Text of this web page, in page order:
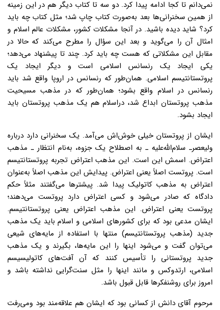
نمی‌دانم تا کجا ادامه پیدا کرد. دو سه تا کتاب دیگر هم در این زمینه
از همین سخنرانی‌ها بعد به‌صورت کتاب چاپ شد؛ مثل کتاب چه باید
کرد؟ شاید دیده باشید. در آنجا مشکلات کشور، مشکلات عالم اسلام و
امثال آن را می‌گوید و بعد این سؤال را مطرح می‌کند که حالا در
مقابل این مشکلاتی که هست چه باید کرد. چند تا پیشنهاد می‌دهد؛
یکی ایجاد یک رنسانس اسلامی است و دیگر ایجاد یک
پروتستانتیسم اسلامی. همان‌طور که رنسانس در اروپا واقع شد باید
رنسانس در اسلام واقع بشود؛ همان‌طور که در مذهب مسیحیت
مذهب پروتستان ابداع شد، دراسلام هم یک مذهب پروتستان باید
ایجاد بشود.
ایشان از پروتستان خیلی خوش‌اش می‌آمد. یک سخنرانی دارد درباره
ولیعصرـ سلام‌الله‌علیه ـ به اصطلاح یک جزوه، به‌نام انتظار ـ مذهب
اعتراض. اسمش این است. این مذهب اعتراض تجربه پروتستانتیسم
است. پروتست اصلاً یعنی اعتراض. پیدایش این مذهب اصلاً به‌عنوان
اعتراض به مذهب کاتولیک پیدا شد. پیشترها می‌گفتند مثلاً حکم
دادگاه که صادر می‌شود و کسی اعتراض دارد پروتست می‌دهند؛
پروتست یعنی اعتراض. این مذهب اعتراض یعنی پروتستانتیسم.
ایشان مدعی بود که برای کشورهای اسلامی و اسلام باید یک مذهب
جدید (مذهب پروتستانتیسم) منتها با استفاده از مایه‌های شیعی
می‌توان گفت و می‌شود اینها را این مایه‌ها، بگیرند و یک مذهب
جدید پروتستانی را تأسیس کنند که آن آفت‌های کاتولیسیسم
اسلامی، ارتدوکس و مانند اینها را مثل سنت‌گرایی نداشته باشد و
امروز برای روشنفکرها قابل‌ قبول باشد.
مرحوم آقای دانش از کسانی بود که ایشان هم علاقه‌مند بود ومی‌رفت